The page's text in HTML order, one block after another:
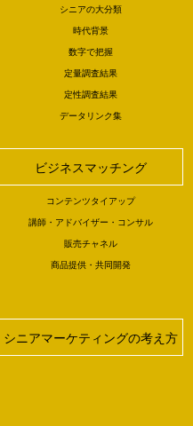
シニアの大分類
時代背景
数字で把握
定量調査結果
定性調査結果
データリンク集
ビジネスマッチング
コンテンツタイアップ
講師・アドバイザー・コンサル
販売チャネル
商品提供・共同開発
シニアマーケティングの考え方